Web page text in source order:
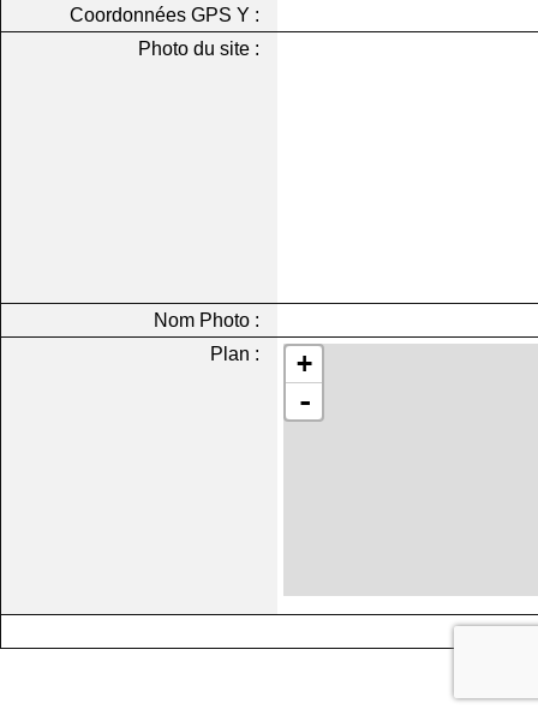
Coordonnées GPS Y :
Photo du site :
Nom Photo :
Plan :
+
-